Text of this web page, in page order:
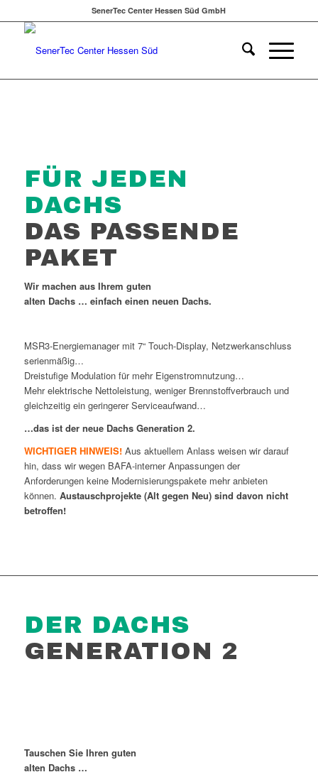
SenerTec Center Hessen Süd GmbH
FÜR JEDEN
DACHS
DAS PASSENDE
PAKET
Wir machen aus Ihrem guten
alten Dachs … einfach einen neuen Dachs.
MSR3-Energiemanager mit 7“ Touch-Display, Netzwerkanschluss
serienmäßig…
Dreistufige Modulation für mehr Eigenstromnutzung…
Mehr elektrische Nettoleistung, weniger Brennstoffverbrauch und
gleichzeitig ein geringerer Serviceaufwand…
…das ist der neue Dachs Generation 2.
WICHTIGER HINWEIS! Aus aktuellem Anlass weisen wir darauf
hin, dass wir wegen BAFA-interner Anpassungen der
Anforderungen keine Modernisierungspakete mehr anbieten
können. Austauschprojekte (Alt gegen Neu) sind davon nicht
betroffen!
DER DACHS
GENERATION 2
Tauschen Sie Ihren guten
alten Dachs …